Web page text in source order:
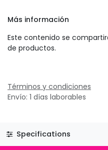
Más información
Este contenido se
de productos.
Términos y condiciones
Envío: 1 días laborables
Specifications